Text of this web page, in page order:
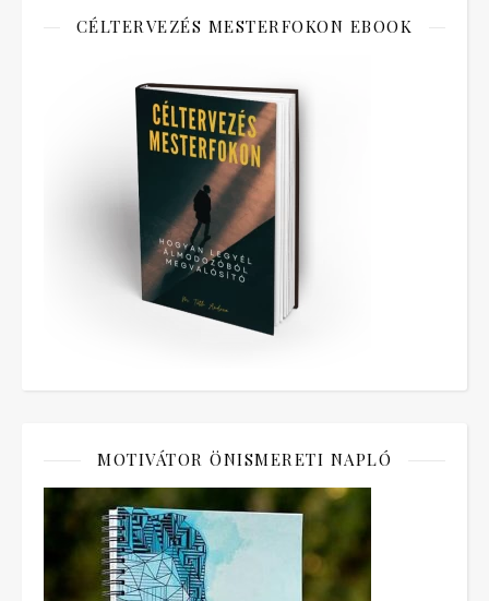
CÉLTERVEZÉS MESTERFOKON EBOOK
MOTIVÁTOR ÖNISMERETI NAPLÓ